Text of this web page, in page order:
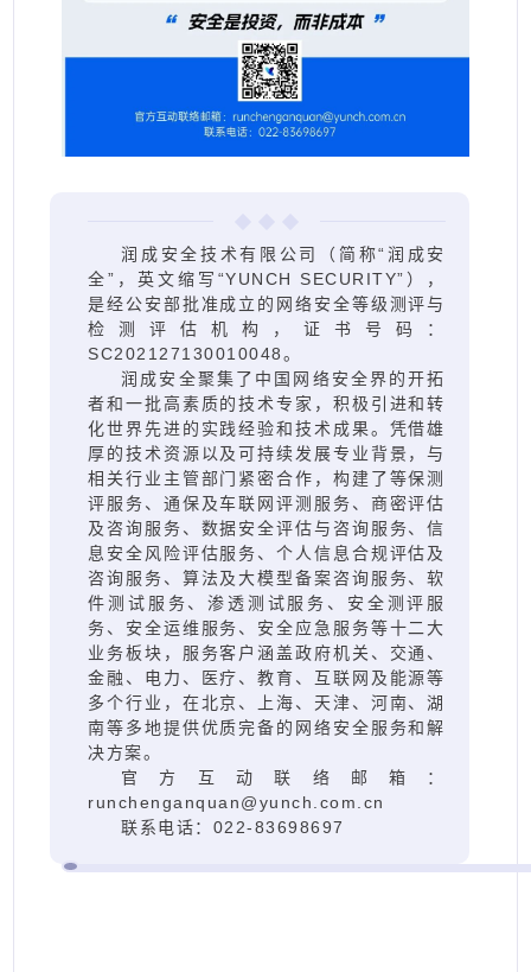
润成安全技术有限公司（简称“润成安
全”，英文缩写“YUNCH SECURITY”），
是经公安部批准成立的网络安全等级测评与
检测评估机构，证书号码：
SC202127130010048。
润成安全聚集了中国网络安全界的开拓
者和一批高素质的技术专家，积极引进和转
化世界先进的实践经验和技术成果。凭借雄
厚的技术资源以及可持续发展专业背景，与
相关行业主管部门紧密合作，构建了等保测
评服务、通保及车联网评测服务、商密评估
及咨询服务、数据安全评估与咨询服务、信
息安全风险评估服务、个人信息合规评估及
咨询服务、算法及大模型备案咨询服务、软
件测试服务、渗透测试服务、安全测评服
务、安全运维服务、安全应急服务等十二大
业务板块，服务客户涵盖政府机关、交通、
金融、电力、医疗、教育、互联网及能源等
多个行业，在北京、上海、天津、河南、湖
南等多地提供优质完备的网络安全服务和解
决方案。
官方互动联络邮箱：
runchenganquan@yunch.com.cn
联系电话：022-83698697